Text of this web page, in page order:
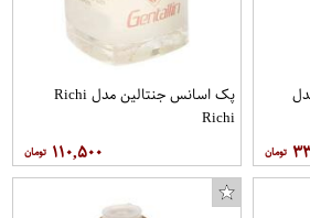
پک اسانس جنتالین مدل Richi
Richi
۱۱۰,۵۰۰